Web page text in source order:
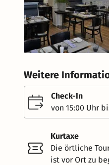
Weitere
Check-In
von 15:00 Uhr
Kurtaxe
Die örtliche
ist vor Ort zu